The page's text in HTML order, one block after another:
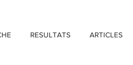
RESULTATS ARTICLES